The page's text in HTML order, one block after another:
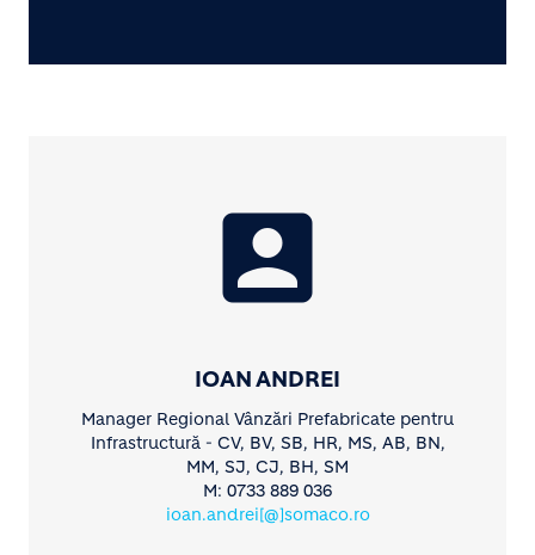
account_box
IOAN ANDREI
Manager Regional Vânzări Prefabricate pentru
Infrastructură - CV, BV, SB, HR, MS, AB, BN,
MM, SJ, CJ, BH, SM
M: 0733 889 036
ioan.andrei[@]somaco.ro